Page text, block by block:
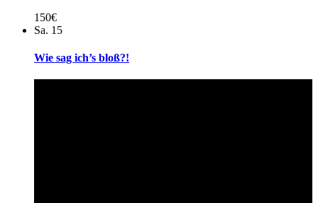
150€
Sa. 15
Wie sag ich’s bloß?!